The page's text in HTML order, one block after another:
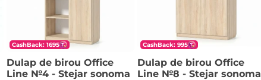
CashBack: 1695
Dulap de birou Office
Line №4 - Stejar sonoma
CashBack: 995
Dulap de birou Office
Line №8 - Stejar sonoma